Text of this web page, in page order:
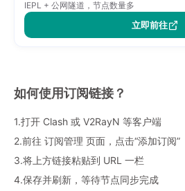
IEPL + 公网隧道，节点数量多
立即前往
如何使用订阅链接？
1.打开 Clash 或 V2RayN 等客户端
2.前往 订阅管理 页面，点击“添加订阅”
3.将上方链接粘贴到 URL 一栏
4.保存并刷新，等待节点同步完成